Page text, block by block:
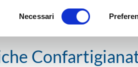
cookies che vengono usati e
del
Necessari